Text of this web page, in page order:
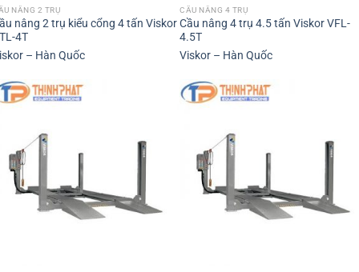
NÂNG 2 TRỤ
nâng 2 trụ kiểu cổng 4 tấn Viskor
4T
– Hàn Quốc
CẦU NÂNG 4 TRỤ
Cầu nâng 4 trụ 4.5 tấn Viskor VFL-
4.5T
Viskor – Hàn Quốc